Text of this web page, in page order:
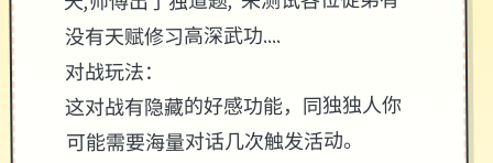
没有天赋修习高深武功....
对战玩法：
这对战有隐藏的好感功能，同独独人你
可能需要海量对话几次触发活动。